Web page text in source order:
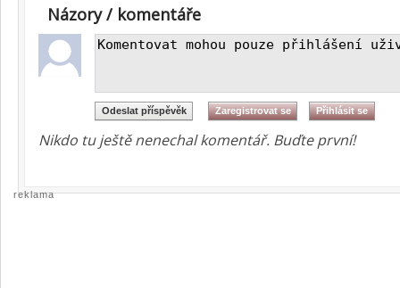
Názory / komentáře
Nikdo tu ještě nenechal komentář. Buďte první!
reklama